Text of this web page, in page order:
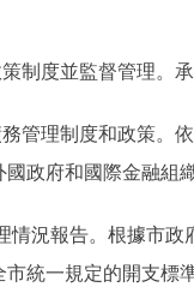
度並監督管理。承
理制度和政策。依
政府和國際金融組
報告。根據市政
統一規定的開支標